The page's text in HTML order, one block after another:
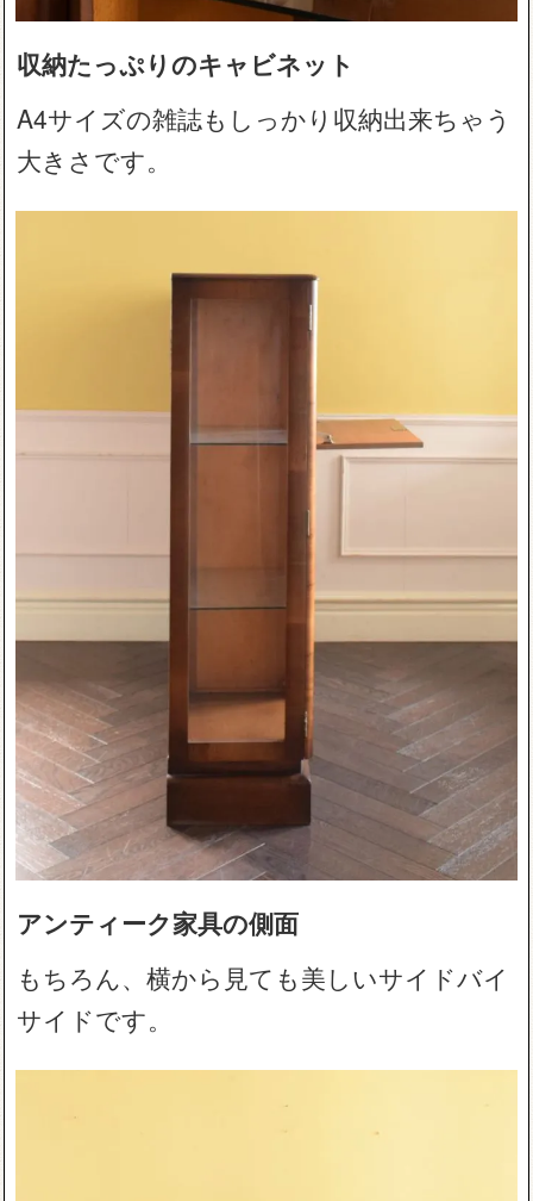
収納たっぷりのキャビネット
A4サイズの雑誌もしっかり収納出来ちゃう
大きさです。
アンティーク家具の側面
もちろん、横から見ても美しいサイドバイ
サイドです。